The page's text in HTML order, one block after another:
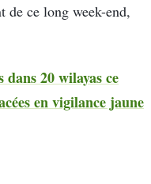
de ce long week-end,
dans 20 wilayas ce
en vigilance jaune